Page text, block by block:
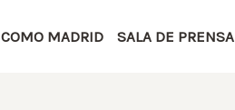
MADRID SALA DE PRENSA